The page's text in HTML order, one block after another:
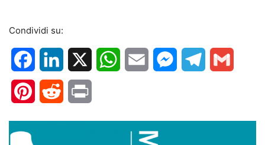
Condividi su:
FacebookLinkedIn WhatsApp
Email MessengerTelegram
PinterestReddit